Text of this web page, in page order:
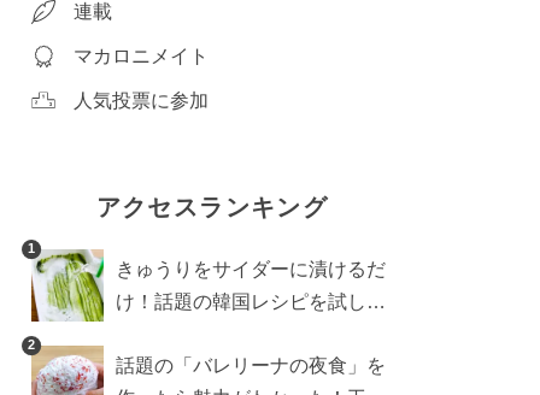
連載
マカロニメイト
人気投票に参加
アクセスランキング
1
きゅうりをサイダーに漬けるだ
け！話題の韓国レシピを試した
2
話題の「バレリーナの夜食」を